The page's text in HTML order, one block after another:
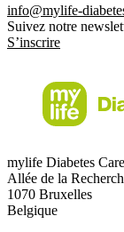
info@mylife-
Suivez notre
S’inscrire
mylife Diabetes
Allée de la
1070 Bruxelles
Belgique